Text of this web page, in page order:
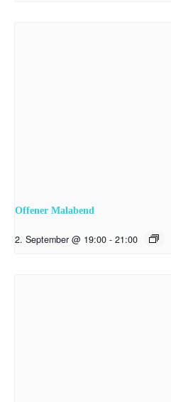
Offener Malabend
2. September @ 19:00 - 21:00